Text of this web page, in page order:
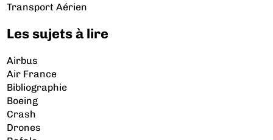
Transport Aérien
Les sujets à lire
Airbus
Air France
Bibliographie
Boeing
Crash
Drones